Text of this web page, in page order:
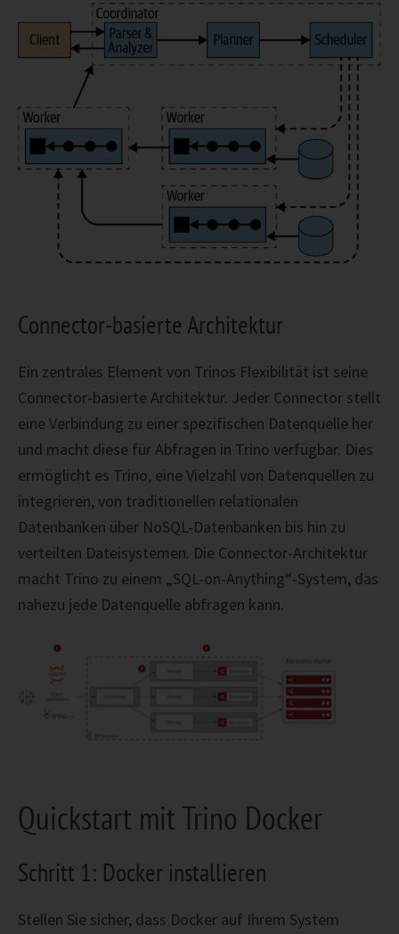
Connector-basierte Architektur
Ein zentrales Element von Trinos Flexibilität ist seine
Connector-basierte Architektur. Jeder Connector stellt
eine Verbindung zu einer spezifischen Datenquelle her
und macht diese für Abfragen in Trino verfügbar. Dies
ermöglicht es Trino, eine Vielzahl von Datenquellen zu
integrieren, von traditionellen relationalen
Datenbanken über NoSQL-Datenbanken bis hin zu
verteilten Dateisystemen. Die Connector-Architektur
macht Trino zu einem „SQL-on-Anything“-System, das
nahezu jede Datenquelle abfragen kann.
Quickstart mit Trino Docker
Schritt 1: Docker installieren
Stellen Sie sicher, dass Docker auf Ihrem System